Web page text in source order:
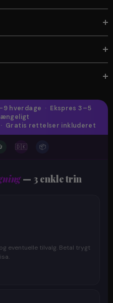
hverdage · Ekspres 3–5
Gratis rettelser inkluderet
🇩🇰 📦
— 3 enkle trin
eventuelle tilvalg. Betal trygt